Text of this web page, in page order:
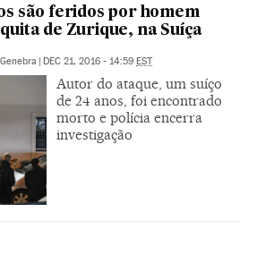
são feridos por homem
de Zurique, na Suíça
Genebra | DEC 21, 2016 - 14:59 EST
Autor do ataque, um suíço
de 24 anos, foi encontrado
morto e polícia encerra
investigação